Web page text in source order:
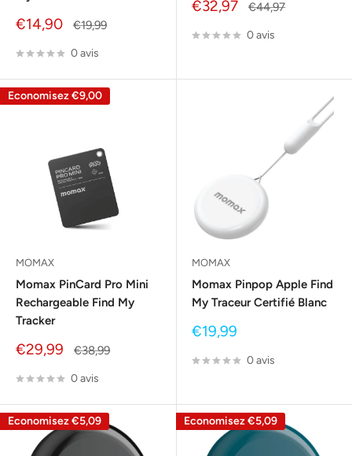
Prix
€14,90
Prix
€19,99
0 avis
Prix
€32,97
Prix
€44,97
0 avis
Economisez€9,00
MOMAX
Momax PinCard Pro Mini
Rechargeable Find My
Tracker
Prix
€29,99
Prix
€38,99
0 avis
MOMAX
Momax Pinpop Apple Find
My Traceur Certifié Blanc
Prix
€19,99
0 avis
Economisez€5,09 Economisez€5,09